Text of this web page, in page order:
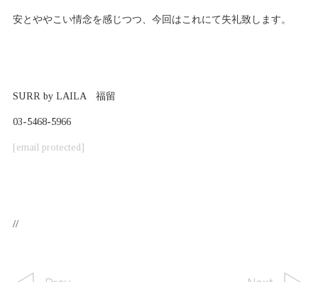
安とややこい情念を感じつつ、今回はこれにて失礼致します。
SURR by LAILA 福留
03-5468-5966
[email protected]
//